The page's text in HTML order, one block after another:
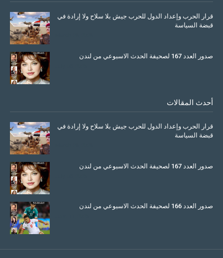
قرار الحرب وإعداد الدول للحرب جيش بلا سلاح ولا إرادة في
قبضة السياسة
صدور العدد 167 لصحيفة الحدث الاسبوعي من لندن
أحدث المقالات
قرار الحرب وإعداد الدول للحرب جيش بلا سلاح ولا إرادة في
قبضة السياسة
صدور العدد 167 لصحيفة الحدث الاسبوعي من لندن
صدور العدد 166 لصحيفة الحدث الاسبوعي من لندن